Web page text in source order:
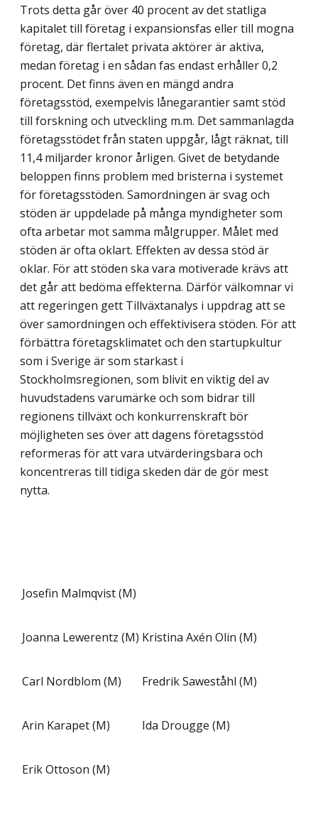
Trots detta går över 40 procent av det statliga
kapitalet till företag i expansionsfas eller till mogna
företag, där flertalet privata aktörer är aktiva,
medan företag i en sådan fas endast erhåller 0,2
procent. Det finns även en mängd andra
företagsstöd, exempelvis lånegarantier samt stöd
till forskning och utveckling m.m. Det sammanlagda
företags­stödet från staten uppgår, lågt räknat, till
11,4 miljarder kronor årligen. Givet de betydande
beloppen finns problem med bristerna i systemet
för företagsstöden. Samordningen är svag och
stöden är uppdelade på många myndigheter som
ofta arbetar mot samma målgrupper. Målet med
stöden är ofta oklart. Effekten av dessa stöd är
oklar. För att stöden ska vara motiverade krävs att
det går att bedöma effekterna. Därför välkomnar vi
att regeringen gett Tillväxtanalys i uppdrag att se
över samordningen och effektivisera stöden. För att
förbättra företagsklimatet och den startupkultur
som i Sverige är som starkast i
Stockholmsregionen, som blivit en viktig del av
huvudstadens varumärke och som bidrar till
regionens tillväxt och konkurrenskraft bör
möjligheten ses över att dagens företagsstöd
reformeras för att vara utvärderingsbara och
koncentreras till tidiga skeden där de gör mest
nytta.
Josefin Malmqvist (M)
Joanna Lewerentz (M) Kristina Axén Olin (M)
Carl Nordblom (M) Fredrik Saweståhl (M)
Arin Karapet (M) Ida Drougge (M)
Erik Ottoson (M)